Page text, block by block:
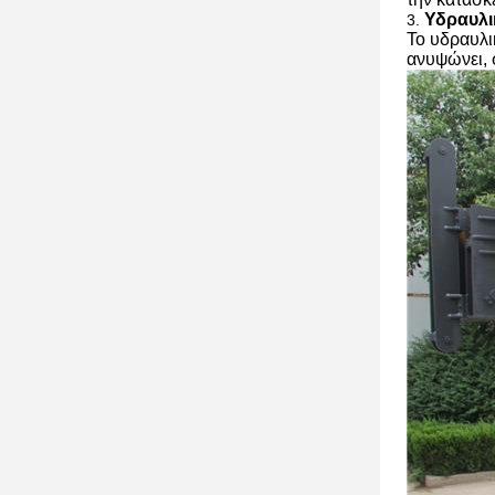
3.
Το
ανυψώνει,